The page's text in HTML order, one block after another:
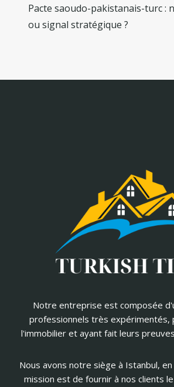
Pacte saoudo-pakistanais-turc :
ou signal stratégique ?
Notre entreprise est composée
professionnels très expérimentés,
l'immobilier et ayant fait leurs
Nous avons notre siège à Istanbul,
mission est de fournir à nos clients